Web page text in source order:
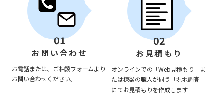
01
お問い合わせ
お電話または、ご相談フォームより
お問い合わせください。
02
お見積もり
オンラインでの「Web見積もり」ま
たは棟梁の職人が伺う「現地調査」
にてお見積もりを作成します